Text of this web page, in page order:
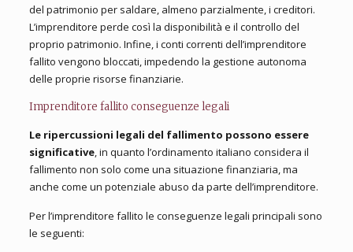
del patrimonio per saldare, almeno parzialmente, i creditori.
L’imprenditore perde così la disponibilità e il controllo del
proprio patrimonio. Infine, i conti correnti dell’imprenditore
fallito vengono bloccati, impedendo la gestione autonoma
delle proprie risorse finanziarie.
Imprenditore fallito conseguenze legali
Le ripercussioni legali del fallimento possono essere
significative, in quanto l’ordinamento italiano considera il
fallimento non solo come una situazione finanziaria, ma
anche come un potenziale abuso da parte dell’imprenditore.
Per l’imprenditore fallito le conseguenze legali principali sono
le seguenti: